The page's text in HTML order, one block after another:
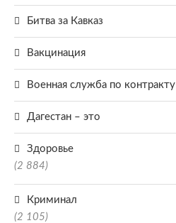
Битва за Кавказ
Вакцинация
Военная служба по контракту
Дагестан – это
Здоровье
(2 884)
Криминал
(2 105)